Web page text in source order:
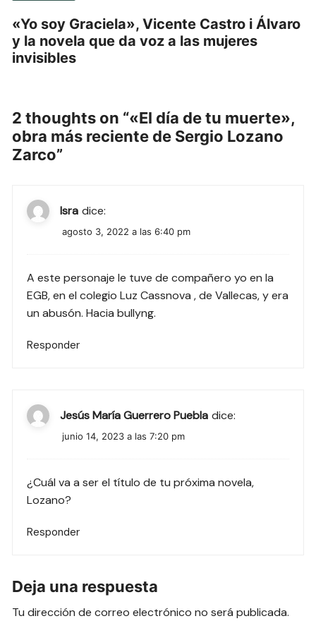
«Yo soy Graciela», Vicente Castro i Álvaro
y la novela que da voz a las mujeres
invisibles
2 thoughts on “«El día de tu muerte»,
obra más reciente de Sergio Lozano
Zarco”
Isra dice:
agosto 3, 2022 a las 6:40 pm
A este personaje le tuve de compañero yo en la
EGB, en el colegio Luz Cassnova , de Vallecas, y era
un abusón. Hacia bullyng.
Responder
Jesús María Guerrero Puebla dice:
junio 14, 2023 a las 7:20 pm
¿Cuál va a ser el título de tu próxima novela,
Lozano?
Responder
Deja una respuesta
Tu dirección de correo electrónico no será publicada.